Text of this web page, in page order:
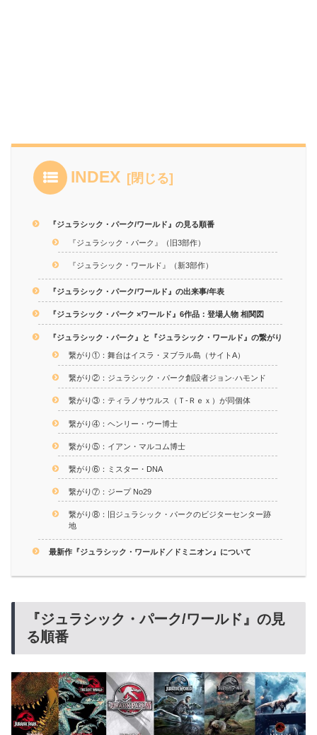
INDEX
『ジュラシック・パーク/ワールド』の見る順番
『ジュラシック・パーク』（旧3部作）
『ジュラシック・ワールド』（新3部作）
『ジュラシック・パーク/ワールド』の出来事/年表
『ジュラシック・パーク ×ワールド』6作品：登場人物 相関図
『ジュラシック・パーク』と『ジュラシック・ワールド』の繋がり
繋がり①：舞台はイスラ・ヌブラル島（サイトA）
繋がり②：ジュラシック・パーク創設者ジョン·ハモンド
繋がり③：ティラノサウルス（Ｔ-Ｒｅｘ）が同個体
繋がり④：ヘンリー・ウー博士
繋がり⑤：イアン・マルコム博士
繋がり⑥：ミスター・DNA
繋がり⑦：ジープ No29
繋がり⑧：旧ジュラシック・パークのビジターセンター跡
地
最新作『ジュラシック・ワールド／ドミニオン』について
『ジュラシック・パーク/ワールド』の見
る順番